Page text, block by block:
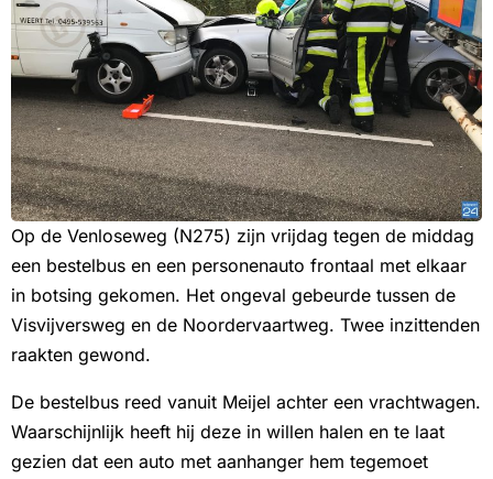
Op de Venloseweg (N275) zijn vrijdag tegen de middag
een bestelbus en een personenauto frontaal met elkaar
in botsing gekomen. Het ongeval gebeurde tussen de
Visvijversweg en de Noordervaartweg. Twee inzittenden
raakten gewond.
De bestelbus reed vanuit Meijel achter een vrachtwagen.
Waarschijnlijk heeft hij deze in willen halen en te laat
gezien dat een auto met aanhanger hem tegemoet